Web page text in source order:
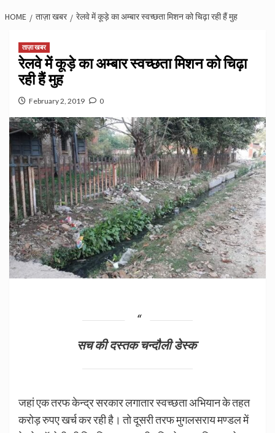
HOME ताज़ा खबर रेलवे में कूड़े का अम्बार स्वच्छता मिशन को चिढ़ा रही हैं मुह
ताज़ा खबर
रेलवे में कूड़े का अम्बार स्वच्छता मिशन को चिढ़ा
रही हैं मुह
February 2, 2019 0
सच की दस्तक चन्दौली डेस्क
जहां एक तरफ केन्द्र सरकार लगातार स्वच्छता अभियान के तहत
करोड़ रुपए खर्च कर रही है। तो दूसरी तरफ मुगलसराय मण्डल में